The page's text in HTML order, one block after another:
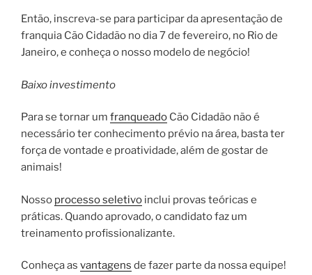
Então, inscreva-se para participar da apresentação de
franquia Cão Cidadão no dia 7 de fevereiro, no Rio de
Janeiro, e conheça o nosso modelo de negócio!
Baixo investimento
Para se tornar um franqueado Cão Cidadão não é
necessário ter conhecimento prévio na área, basta ter
força de vontade e proatividade, além de gostar de
animais!
Nosso processo seletivo inclui provas teóricas e
práticas. Quando aprovado, o candidato faz um
treinamento profissionalizante.
Conheça as vantagens de fazer parte da nossa equipe!